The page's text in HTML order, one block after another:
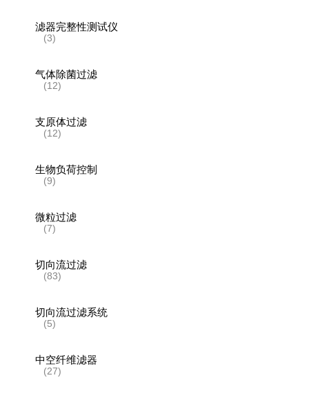
滤器完整性测试仪
(3)
气体除菌过滤
(12)
支原体过滤
(12)
生物负荷控制
(9)
微粒过滤
(7)
切向流过滤
(83)
切向流过滤系统
(5)
中空纤维滤器
(27)